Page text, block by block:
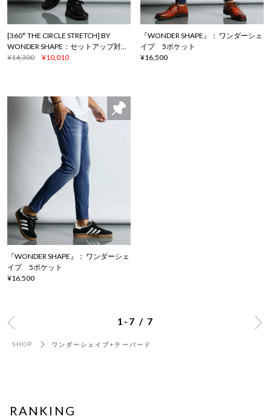
[360° THE CIRCLE STRETCH] BY
WONDER SHAPE：セットアップ対応
/ 軽量・速乾 テーパードパンツ
¥14,300 ¥10,010
『WONDER SHAPE』： ワンダーシェ
イプ 5ポケット
¥16,500
『WONDER SHAPE』： ワンダーシェ
イプ 5ポケット
¥16,500
1-7 / 7
SHOP ワンダーシェイプ+テーパード
RANKING